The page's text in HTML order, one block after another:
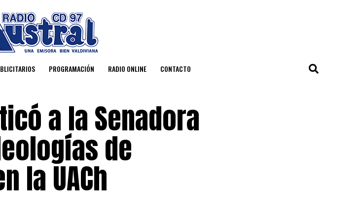
PROGRAMACIÓN RADIO ONLINE CONTACTO
a la Senadora
de
la UACh